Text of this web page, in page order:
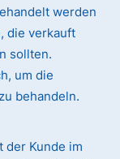
werden
die verkauft
sollten.
um die
behandeln.
der Kunde im